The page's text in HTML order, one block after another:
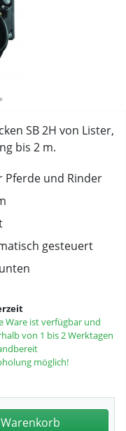
SB 2H von Lister,
bis 2 m.
Pferde und Rinder
gesteuert
Ware ist verfügbar und
von 1 bis 2 Werktagen
möglich!